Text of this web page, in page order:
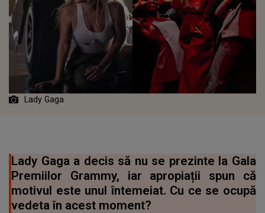
Lady Gaga
Lady Gaga a decis să nu se prezinte la Gala
Premiilor Grammy, iar apropiații spun că
motivul este unul întemeiat. Cu ce se ocupă
vedeta în acest moment?